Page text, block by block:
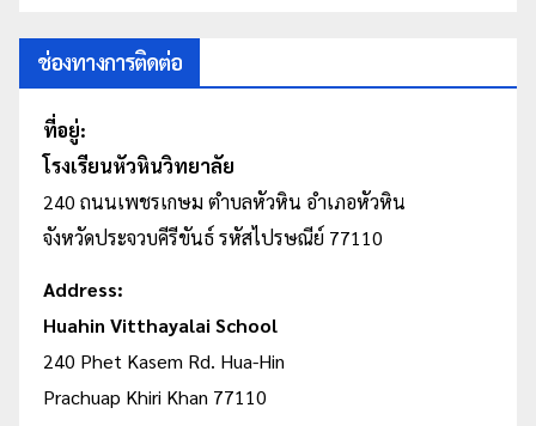
ช่องทางการติดต่อ
ที่อยู่:
โรงเรียนหัวหินวิทยาลัย
240 ถนนเพชรเกษม ตำบลหัวหิน อำเภอหัวหิน
จังหวัดประจวบคีรีขันธ์ รหัสไปรษณีย์ 77110
Address:
Huahin Vitthayalai School
240 Phet Kasem Rd. Hua-Hin
Prachuap Khiri Khan 77110